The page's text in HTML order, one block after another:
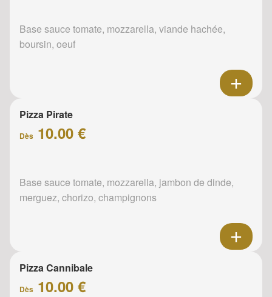
Base sauce tomate, mozzarella, viande hachée,
boursin, oeuf
Pizza Pirate
Dès 10.00 €
Base sauce tomate, mozzarella, jambon de dinde,
merguez, chorizo, champignons
Pizza Cannibale
Dès 10.00 €